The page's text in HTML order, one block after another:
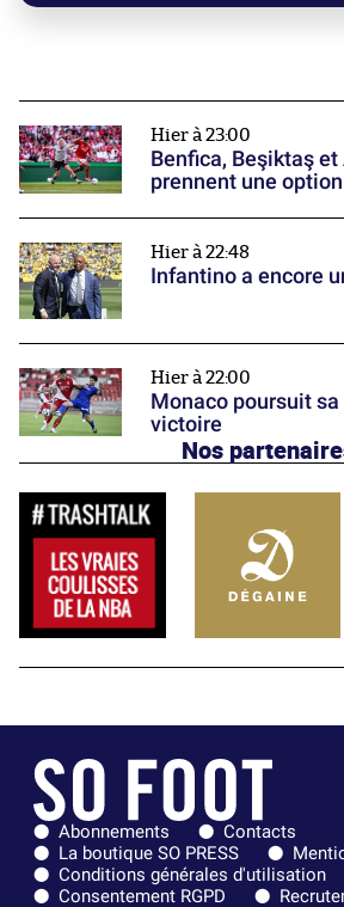
Hier à 23:00
Benfica, Beşiktaş
prennent une
Hier à 22:48
Infantino a encore
Hier à 22:00
Monaco poursuit sa
victoire
Nos
Abonnements
Contacts
La boutique SO PRESS
Conditions générales d'utilisation
Consentement RGPD